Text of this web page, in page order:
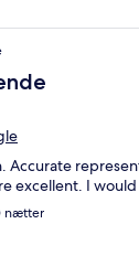
Accurate
excellent. I would
nætter